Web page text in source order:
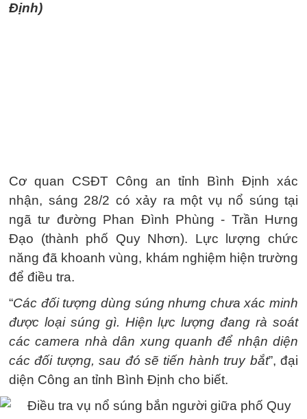
Định)
Cơ quan CSĐT Công an tỉnh Bình Định xác
nhận, sáng 28/2 có xảy ra một vụ nổ súng tại
ngã tư đường Phan Đình Phùng - Trần Hưng
Đạo (thành phố Quy Nhơn). Lực lượng chức
năng đã khoanh vùng, khám nghiệm hiện trường
để điều tra.
“Các đối tượng dùng súng nhưng chưa xác minh
được loại súng gì. Hiện lực lượng đang rà soát
các camera nhà dân xung quanh để nhận diện
các đối tượng, sau đó sẽ tiến hành truy bắt”, đại
diện Công an tỉnh Bình Định cho biết.